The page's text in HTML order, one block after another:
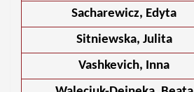
Sacharewicz, Edyta
Sitniewska, Julita
Vashkevich, Inna